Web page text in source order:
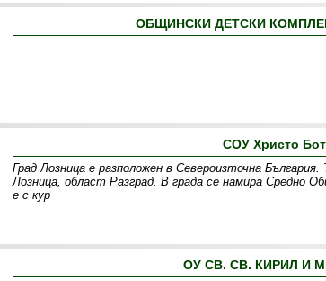
ОБЩИНСКИ ДЕТСКИ
СОУ Христо
Град Лозница е разположен в Североизточна
Лозница, област Разград. В града се намира Средно
е с кур
ОУ СВ. СВ. КИРИЛ И